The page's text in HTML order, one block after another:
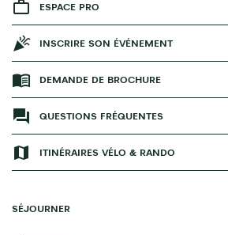
ESPACE PRO
INSCRIRE SON ÉVÉNEMENT
DEMANDE DE BROCHURE
QUESTIONS FRÉQUENTES
ITINÉRAIRES VÉLO & RANDO
SÉJOURNER